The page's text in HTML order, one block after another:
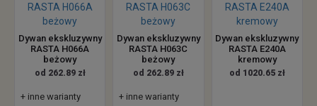
Dywan ekskluzywny
RASTA H066A
beżowy
od 262.89 zł
+ inne warianty
Dywan ekskluzywny
RASTA H063C
beżowy
od 262.89 zł
+ inne warianty
Dywan ekskluzywny
RASTA E240A
kremowy
od 1020.65 zł